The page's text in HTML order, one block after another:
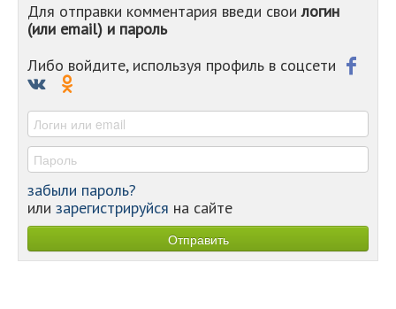
-
-
Для отправки комментария введи своилогин
(или email) и пароль
Либо войдите, используя профиль в соцсети
забыли пароль?
или зарегистрируйся на сайте